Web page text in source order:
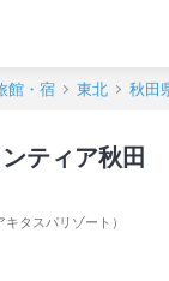
館・宿 東北 秋田
ンティア秋
タスパリゾート ）